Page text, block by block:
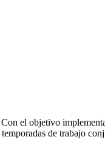
el objetivo
de trabajo